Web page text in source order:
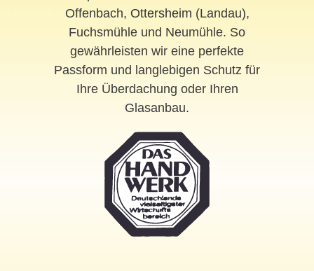
Offenbach, Ottersheim (Landau),
Fuchsmühle und Neumühle. So
gewährleisten wir eine perfekte
Passform und langlebigen Schutz für
Ihre Überdachung oder Ihren
Glasanbau.